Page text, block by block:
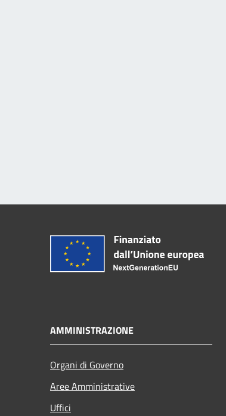
AMMINISTRAZIONE
Organi di Governo
Aree Amministrative
Uffici